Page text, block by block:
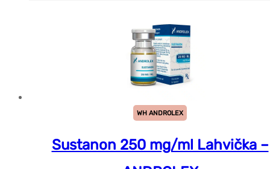
WH ANDROLEX
Sustanon 250 mg/ml Lahvička –